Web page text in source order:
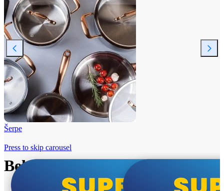
Šerpe
Beko i Tesla super cene
Press to skip carousel